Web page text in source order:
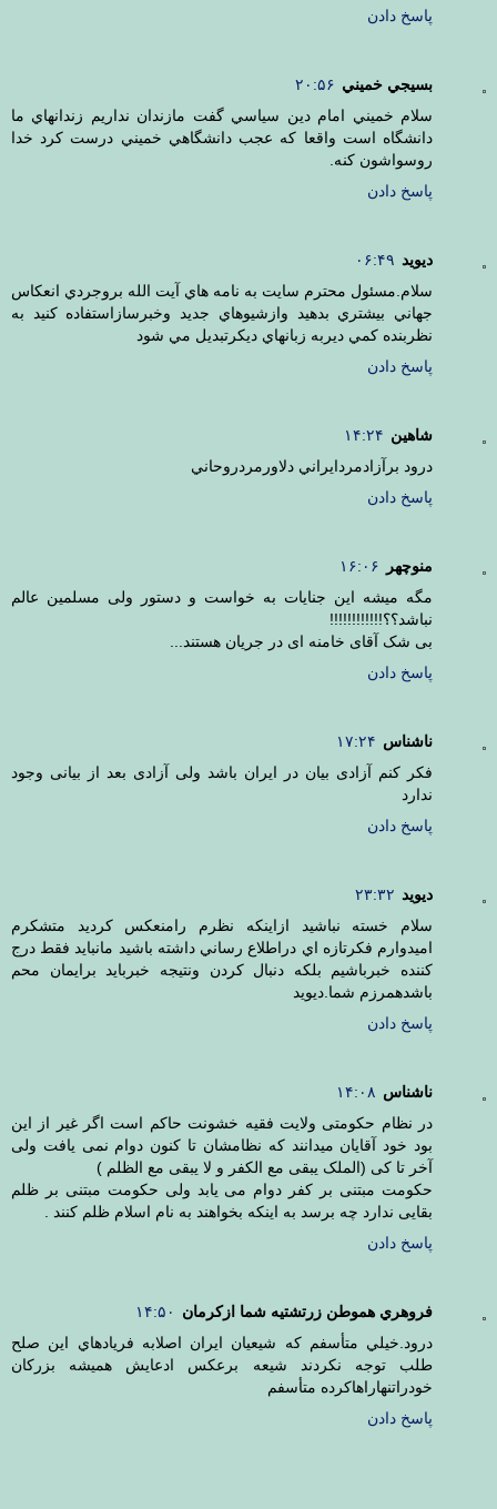
پاسخ دادن
بسيجي خميني ۲۰:۵۶
سلام خميني امام دين سياسي گفت مازندان نداريم زندانهاي ما
دانشگاه است واقعا که عجب دانشگاهي خميني درست کرد خدا
روسواشون کنه.
پاسخ دادن
ديويد ۰۶:۴۹
سلام.مسئول محترم سايت به نامه هاي آيت الله بروجردي انعكاس
جهاني بيشتري بدهيد وازشيوهاي جديد وخبرسازاستفاده كنيد به
نظربنده كمي ديربه زبانهاي ديكرتبديل مي شود
پاسخ دادن
شاهين ۱۴:۲۴
درود برآزادمردايراني دلاورمردروحاني
پاسخ دادن
منوچهر
۱۶:۰۶
مگه میشه این جنایات به خواست و دستور ولی مسلمین عالم
نباشد؟؟!!!!!!!!!!!!
بی شک آقای خامنه ای در جریان هستند...
پاسخ دادن
ناشناس ۱۷:۲۴
فکر کنم آزادی بیان در ایران باشد ولی آزادی بعد از بیانی وجود
ندارد
پاسخ دادن
ديويد ۲۳:۳۲
سلام خسته نباشيد ازاينكه نظرم رامنعكس كرديد متشكرم
اميدوارم فكرتازه اي دراطلاع رساني داشته باشيد مانبايد فقط درج
كننده خبرباشيم بلكه دنبال كردن ونتيجه خبربايد برايمان محم
باشدهمرزم شما.ديويد
پاسخ دادن
ناشناس ۱۴:۰۸
در نظام حکومتی ولایت فقیه خشونت حاکم است اگر غیر از این
بود خود آقایان میدانند که نظامشان تا کنون دوام نمی یافت ولی
آخر تا کی (الملک یبقی مع الکفر و لا یبقی مع الظلم )
حکومت مبتنی بر کفر دوام می یابد ولی حکومت مبتنی بر ظلم
بقایی ندارد چه برسد به اینکه بخواهند به نام اسلام ظلم کنند .
پاسخ دادن
فروهري هموطن زرتشتيه شما ازكرمان
۱۴:۵۰
درود.خيلي متأسفم كه شيعيان ايران اصلابه فريادهاي اين صلح
طلب توجه نكردند شيعه برعكس ادعايش هميشه بزركان
خودراتنهاراهاكرده متأسفم
پاسخ دادن